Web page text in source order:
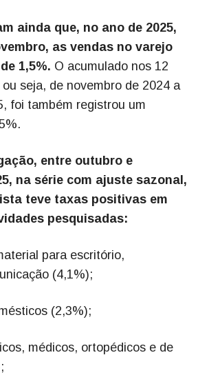
ainda que, no ano de 2025,
as vendas no varejo
1,5%. O acumulado nos 12
seja, de novembro de 2024 a
foi também registrou um
entre outubro e
na série com ajuste sazonal,
teve taxas positivas em
pesquisadas:
para escritório,
(4,1%);
(2,3%);
médicos, ortopédicos e de